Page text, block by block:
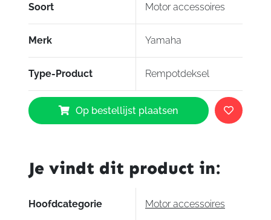
Soort Motor accessoires
Merk Yamaha
Type-Product Rempotdeksel
Yamaha
Rempotdeksel
MT-
Op bestellijst plaatsen
Je vindt dit product in:
Hoofdcategorie Motor accessoires